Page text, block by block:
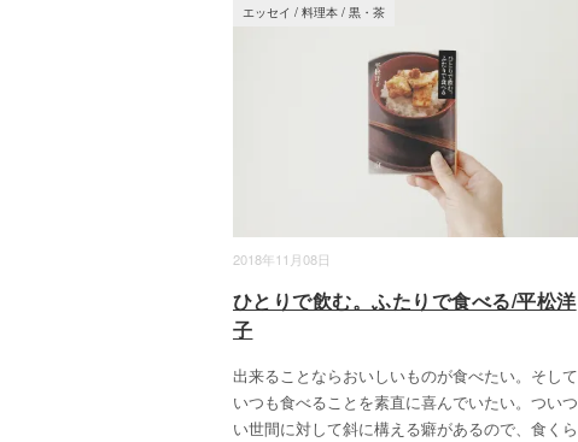
2018年11月08日
エッセイ / 料理本/ 黒・茶
ひとりで飲む。ふたりで食べる/平松洋
子
出来ることならおいしいものが食べたい。そして
いつも食べることを素直に喜んでいたい。ついつ
い世間に対して斜に構える癖があるので、食くら